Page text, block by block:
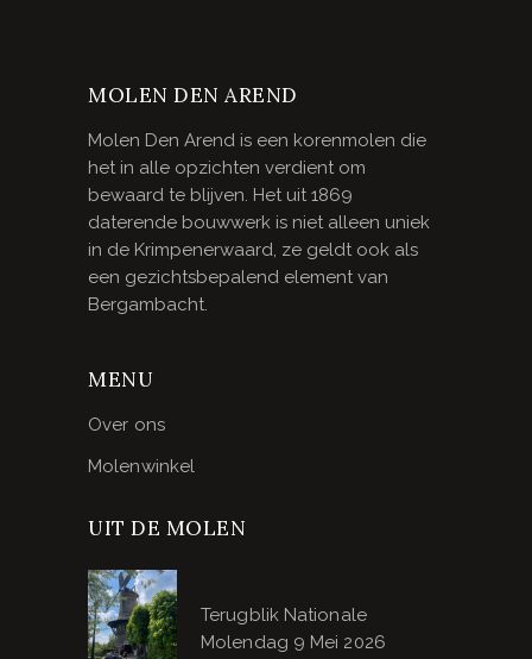
MOLEN DEN AREND
Molen Den Arend is een korenmolen die
het in alle opzichten verdient om
bewaard te blijven. Het uit 1869
daterende bouwwerk is niet alleen uniek
in de Krimpenerwaard, ze geldt ook als
een gezichtsbepalend element van
Bergambacht.
MENU
Over ons
Molenwinkel
UIT DE MOLEN
Terugblik Nationale
Molendag 9 Mei 2026